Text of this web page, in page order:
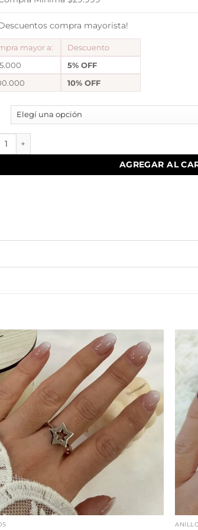
compra mayorista!
mayor a:
Descuento
5% OFF
10% OFF
AGREGAR AL